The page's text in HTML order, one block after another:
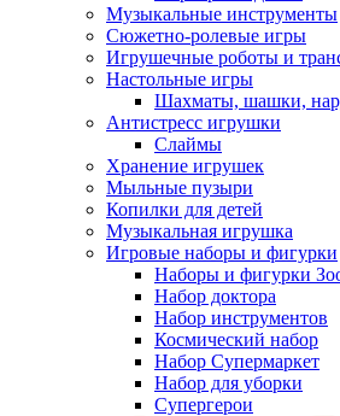
Музыкальные инструменты
Сюжетно-ролевые игры
Игрушечные роботы и
Настольные игры
Шахматы, шашки,
Антистресс игрушки
Слаймы
Хранение игрушек
Мыльные пузыри
Копилки для детей
Музыкальная игрушка
Игровые наборы и фигурки
Наборы и фигурки
Набор доктора
Набор инструментов
Космический набор
Hабор Супермаркет
Набор для уборки
Супергерои